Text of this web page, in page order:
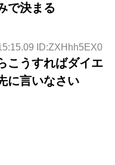
で決まる
ID:ZXHhh5EX0
こうすればダイエ
に言いなさい